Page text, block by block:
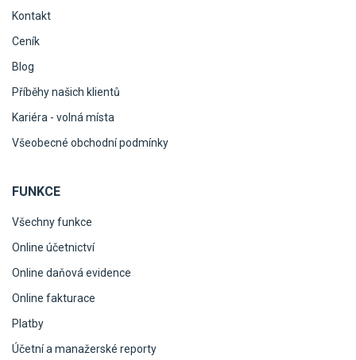
Kontakt
Ceník
Blog
Příběhy našich klientů
Kariéra - volná místa
Všeobecné obchodní podmínky
FUNKCE
Všechny funkce
Online účetnictví
Online daňová evidence
Online fakturace
Platby
Účetní a manažerské reporty